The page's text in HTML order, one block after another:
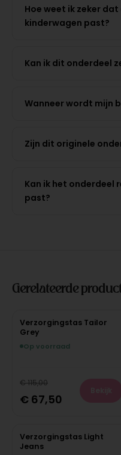
Hoe weet ik zeker
kinderwagen past?
Kan ik dit onderdeel
Wanneer wordt mijn
Zijn dit originele
Kan ik het onderdeel
past?
Gerelateerde
Verzorgingstas Tailor
Grey
Op voorraad
€115,00
€ 67,50
Verzorgingstas Light
Jeans